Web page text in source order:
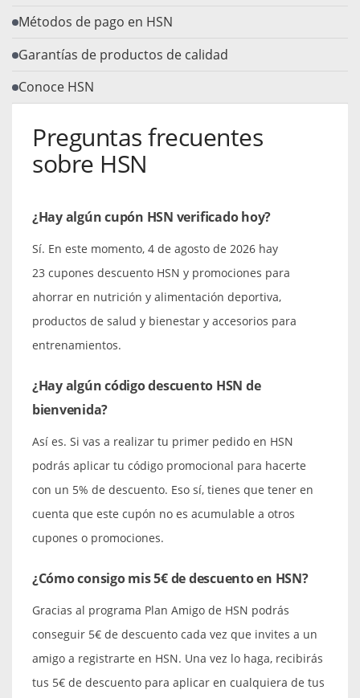
Métodos de pago en HSN
Garantías de productos de calidad
Conoce HSN
Preguntas frecuentes
sobre HSN
¿Hay algún cupón HSN verificado hoy?
Sí. En este momento, 4 de agosto de 2026 hay
23 cupones descuento HSN y promociones para
ahorrar en nutrición y alimentación deportiva,
productos de salud y bienestar y accesorios para
entrenamientos.
¿Hay algún código descuento HSN de
bienvenida?
Así es. Si vas a realizar tu primer pedido en HSN
podrás aplicar tu código promocional para hacerte
con un 5% de descuento. Eso sí, tienes que tener en
cuenta que este cupón no es acumulable a otros
cupones o promociones.
¿Cómo consigo mis 5€ de descuento en HSN?
Gracias al programa Plan Amigo de HSN podrás
conseguir 5€ de descuento cada vez que invites a un
amigo a registrarte en HSN. Una vez lo haga, recibirás
tus 5€ de descuento para aplicar en cualquiera de tus